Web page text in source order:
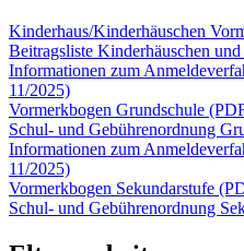
Kinderhaus/Kinderhäuschen
Beitragsliste Kinderhäuschen
Informationen zum
11/2025)
Vormerkbogen Grundschule
Schul- und Gebührenordnung
Informationen zum
11/2025)
Vormerkbogen Sekundarstufe
Schul- und Gebührenordnung